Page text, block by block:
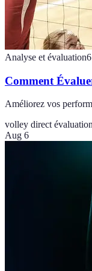
Analyse et évaluation6
Comment
Améliorez vos
volley direct
Aug 6